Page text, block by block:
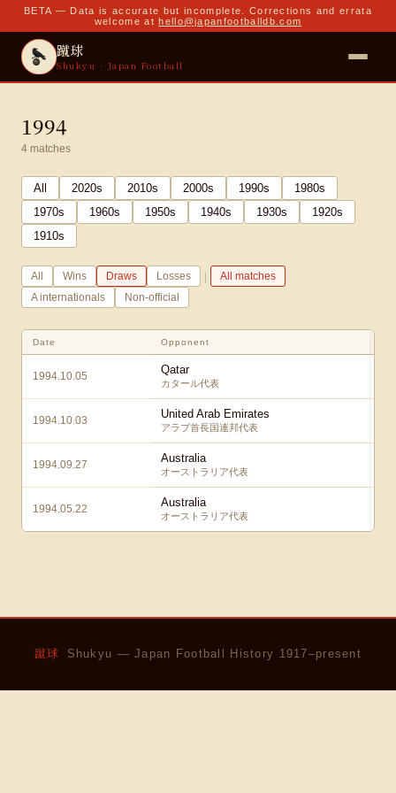
BETA — Data is accurate but incomplete. Corrections and errata
welcome at hello@japanfootballdb.com
蹴球
Shukyu · Japan Football
1994
4 matches
All 2020s 2010s 2000s 1990s 1980s
1970s 1960s 1950s 1940s 1930s 1920s
1910s
All Wins Draws Losses |
All matches
A internationals
Non-official
Date Opponent
1994.10.05 Qatar
カタール代表
1994.10.03 United Arab Emirates
アラブ首長国連邦代表
1994.09.27 Australia
オーストラリア代表
1994.05.22 Australia
オーストラリア代表
蹴球 Shukyu — Japan Football History 1917–present